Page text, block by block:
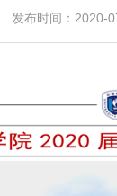
发布时间：2020-